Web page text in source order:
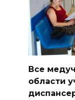
Все
области